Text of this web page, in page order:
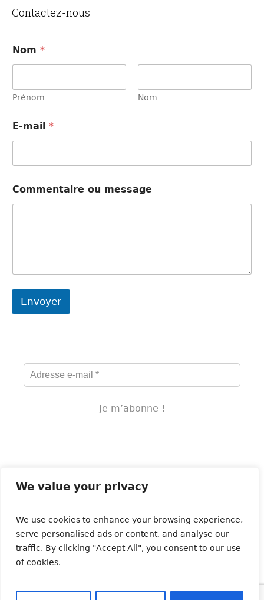
We value your privacy
We use cookies to enhance your browsing experience,
serve personalised ads or content, and analyse our
traffic. By clicking "Accept All", you consent to our use
of cookies.
Contactez-nous
Nom *
Prénom Nom
o
m
E-mail *
Commentaire ou message
Envoyer